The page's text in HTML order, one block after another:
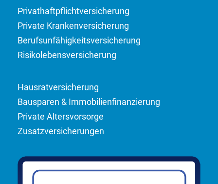
Privathaftpflicht­­versicherung
Private Kranken­versicherung
Berufsunfähigkeits­­versicherung
Risikolebens­versicherung
Hausrat­versicherung
Bausparen & Immobilien­finanzierung
Private Altersvorsorge
Zusatzversicherungen